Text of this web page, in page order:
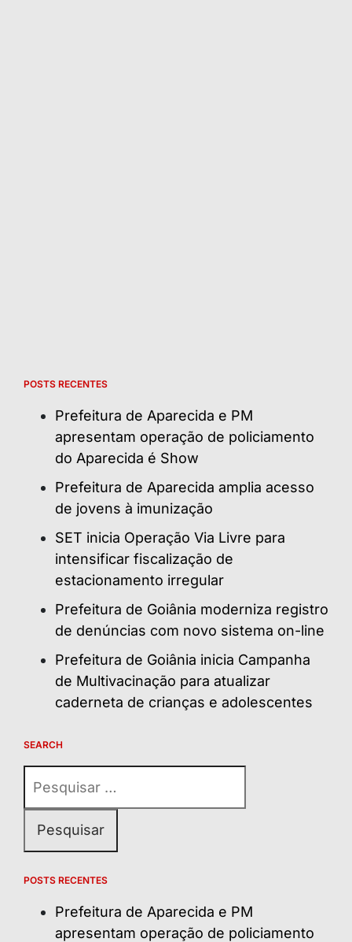
POSTS RECENTES
Prefeitura de Aparecida e PM
apresentam operação de policiamento
do Aparecida é Show
Prefeitura de Aparecida amplia acesso
de jovens à imunização
SET inicia Operação Via Livre para
intensificar fiscalização de
estacionamento irregular
Prefeitura de Goiânia moderniza registro
de denúncias com novo sistema on-line
Prefeitura de Goiânia inicia Campanha
de Multivacinação para atualizar
caderneta de crianças e adolescentes
SEARCH
por:
POSTS RECENTES
Prefeitura de Aparecida e PM
apresentam operação de policiamento